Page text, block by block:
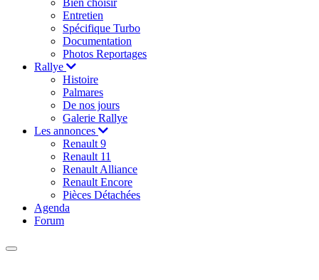
Bien choisir
Entretien
Spécifique Turbo
Documentation
Photos Reportages
Rallye
Histoire
Palmares
De nos jours
Galerie Rallye
Les annonces
Renault 9
Renault 11
Renault Alliance
Renault Encore
Pièces Détachées
Agenda
Forum